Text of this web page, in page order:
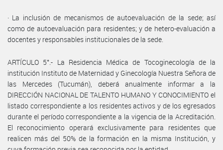
· La inclusión de mecanismos de autoevaluación de la sede; así
como de autoevaluación para residentes; y de hetero-evaluación a
docentes y responsables institucionales de la sede.
ARTÍCULO 5°.- La Residencia Médica de Tocoginecología de la
institución Instituto de Maternidad y Ginecología Nuestra Señora de
las Mercedes (Tucumán), deberá anualmente informar a la
DIRECCIÓN NACIONAL DE TALENTO HUMANO Y CONOCIMIENTO el
listado correspondiente a los residentes activos y de los egresados
durante el período correspondiente a la vigencia de la Acreditación.
El reconocimiento operará exclusivamente para residentes que
realicen más del 50% de la formación en la misma Institución, y